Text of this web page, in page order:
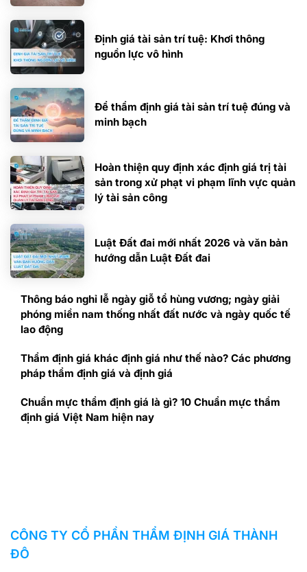
Định giá tài sản trí tuệ: Khơi thông
nguồn lực vô hình
Để thẩm định giá tài sản trí tuệ đúng và
minh bạch
Hoàn thiện quy định xác định giá trị tài
sản trong xử phạt vi phạm lĩnh vực quản
lý tài sản công
Luật Đất đai mới nhất 2026 và văn bản
hướng dẫn Luật Đất đai
Thông báo nghỉ lễ ngày giỗ tổ hùng vương; ngày giải
phóng miền nam thống nhất đất nước và ngày quốc tế
lao động
Thẩm định giá khác định giá như thế nào? Các phương
pháp thẩm định giá và định giá
Chuẩn mực thẩm định giá là gì? 10 Chuẩn mực thẩm
định giá Việt Nam hiện nay
CÔNG TY CỔ PHẦN THẨM ĐỊNH GIÁ THÀNH
ĐÔ